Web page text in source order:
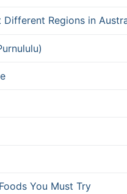
Regions in
You Must Try